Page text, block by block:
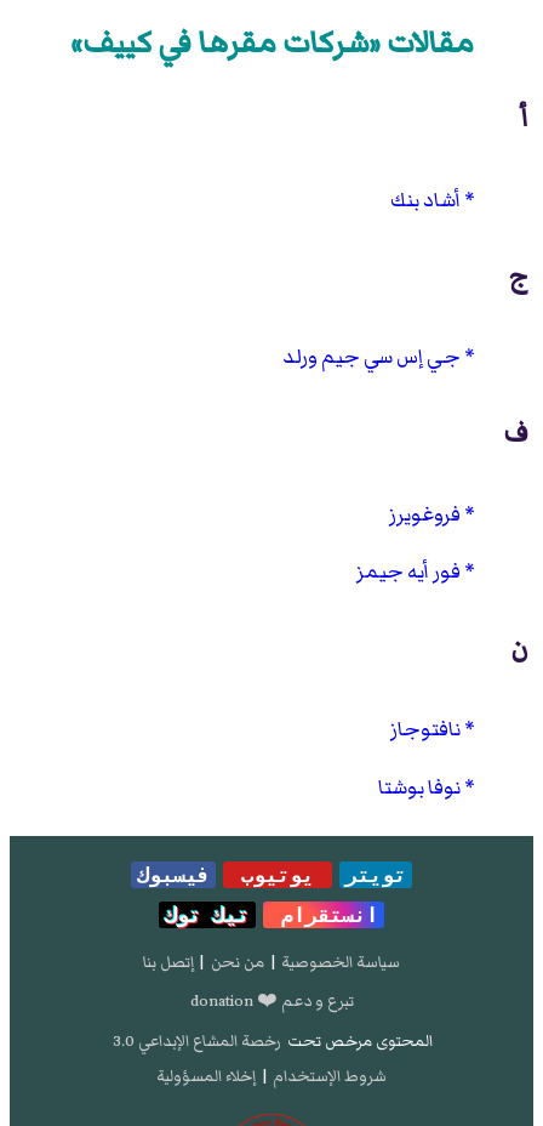
مقالات «شركات مقرها في كييف»
أ
أشاد بنك
ج
جي إس سي جيم ورلد
ف
فروغويرز
فور أيه جيمز
ن
نافتوجاز
نوفا بوشتا
تويتر يوتيوب
فيسبوك
انستقرام
تيك توك
سياسة الخصوصية | من نحن | إتصل بنا
تبرع و دعم ❤️ donation
المحتوى مرخص تحت رخصة المشاع الإبداعي 3.0
شروط الإستخدام | إخلاء المسؤولية